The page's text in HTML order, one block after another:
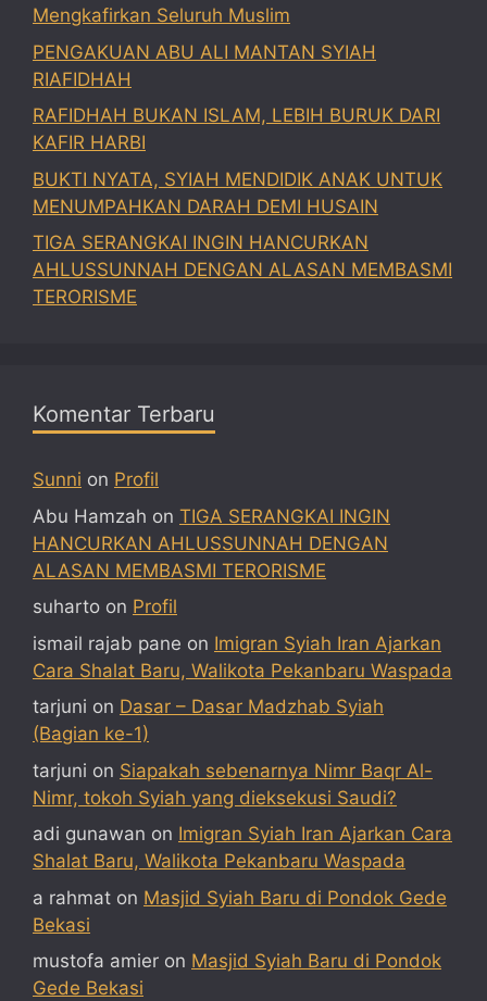
Mengkafirkan Seluruh Muslim
PENGAKUAN ABU ALI MANTAN SYIAH
RIAFIDHAH
RAFIDHAH BUKAN ISLAM, LEBIH BURUK DARI
KAFIR HARBI
BUKTI NYATA, SYIAH MENDIDIK ANAK UNTUK
MENUMPAHKAN DARAH DEMI HUSAIN
TIGA SERANGKAI INGIN HANCURKAN
AHLUSSUNNAH DENGAN ALASAN MEMBASMI
TERORISME
Komentar Terbaru
Sunni on Profil
Abu Hamzah on TIGA SERANGKAI INGIN
HANCURKAN AHLUSSUNNAH DENGAN
ALASAN MEMBASMI TERORISME
suharto on Profil
ismail rajab pane on Imigran Syiah Iran Ajarkan
Cara Shalat Baru, Walikota Pekanbaru Waspada
tarjuni on Dasar – Dasar Madzhab Syiah
(Bagian ke-1)
tarjuni on Siapakah sebenarnya Nimr Baqr Al-
Nimr, tokoh Syiah yang dieksekusi Saudi?
adi gunawan on Imigran Syiah Iran Ajarkan Cara
Shalat Baru, Walikota Pekanbaru Waspada
a rahmat on Masjid Syiah Baru di Pondok Gede
Bekasi
mustofa amier on Masjid Syiah Baru di Pondok
Gede Bekasi